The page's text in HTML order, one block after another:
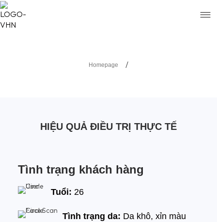
Homepage /
HIỆU QUẢ ĐIỀU TRỊ THỰC TẾ
Tình trạng khách hàng
Tuổi: 26
Tình trạng da: Da khô, xỉn màu